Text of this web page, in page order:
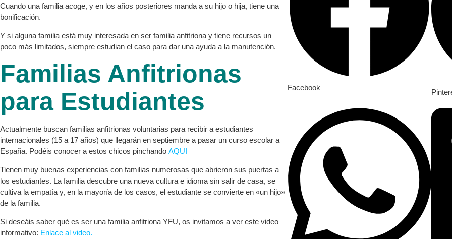
Cuando una familia acoge, y en los años posteriores manda a su hijo o hija, tiene una
bonificación.
Y si alguna familia está muy interesada en ser familia anfitriona y tiene recursos un
poco más limitados, siempre estudian el caso para dar una ayuda a la manutención.
Familias Anfitrionas
para Estudiantes
Actualmente buscan familias anfitrionas voluntarias para recibir a estudiantes
internacionales (15 a 17 años) que llegarán en septiembre a pasar un curso escolar a
España. Podéis conocer a estos chicos pinchando AQUI
Tienen muy buenas experiencias con familias numerosas que abrieron sus puertas a
los estudiantes. La familia descubre una nueva cultura e idioma sin salir de casa, se
cultiva la empatía y, en la mayoría de los casos, el estudiante se convierte en «un hijo»
de la familia.
Si deseáis saber qué es ser una familia anfitriona YFU, os invitamos a ver este video
informativo: Enlace al video.
Facebook